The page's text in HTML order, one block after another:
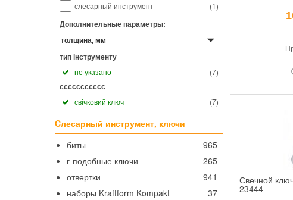
(1)
слесарный инструмент
Дополнительные параметры:
толщина, мм
тип інструменту
(7)
не указано
ccccccccccc
(7)
свічковий ключ
Cлесарный инструмент, ключи
965
биты
265
г-подобные ключи
941
отвертки
37
наборы Kraftform Kompakt
Свечной
23444